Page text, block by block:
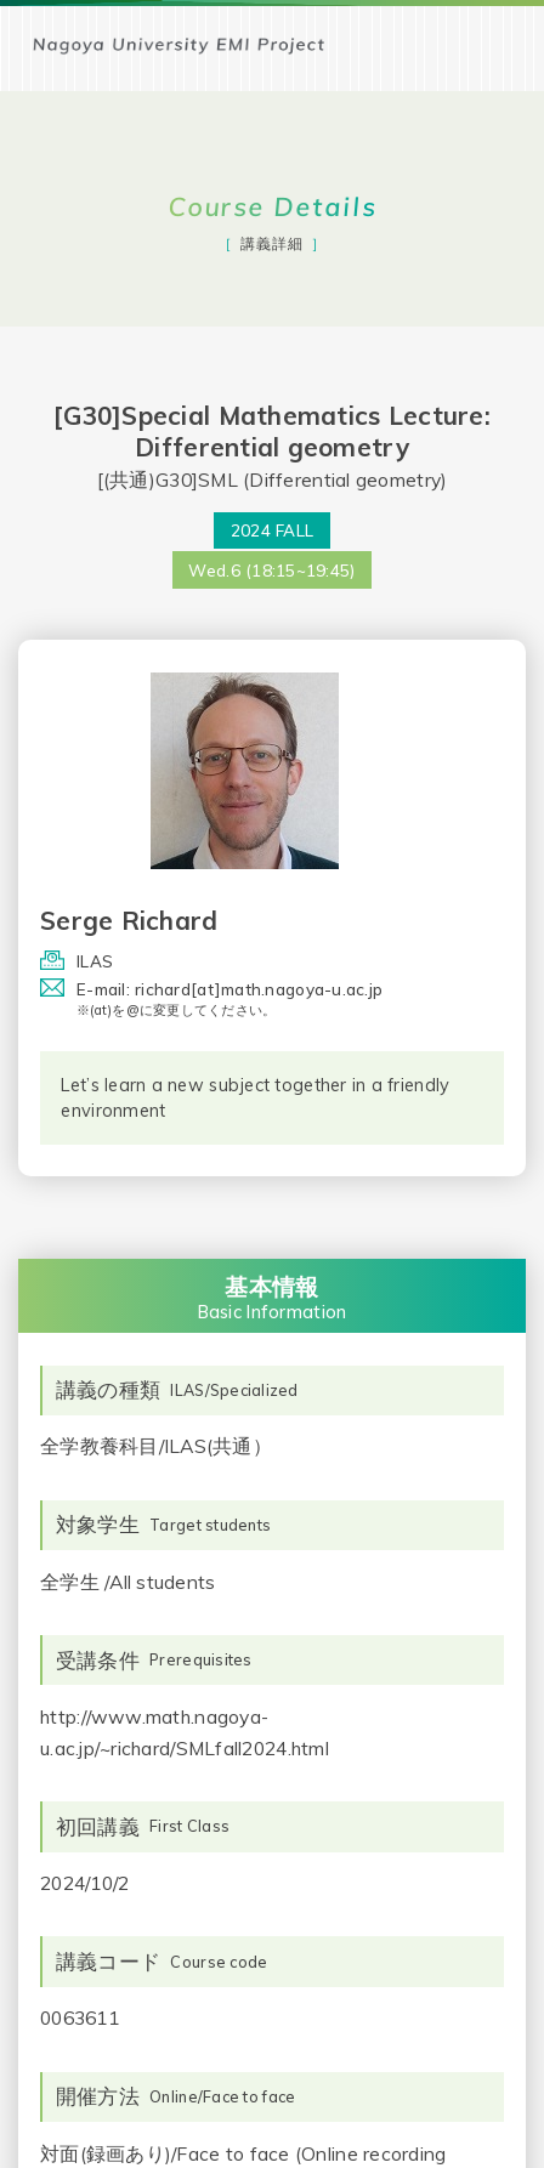
Course Details
講義詳細
[G30]Special Mathematics Lecture:
Differential geometry
[(共通)G30]SML (Differential geometry)
2024 FALL
Wed.6 (18:15~19:45)
Serge Richard
ILAS
E-mail: richard[at]math.nagoya-u.ac.jp
※(at)を@に変更してください。
Let’s learn a new subject together in a friendly
environment
基本情報
Basic Information
講義の種類 ILAS/Specialized
全学教養科目/ILAS(共通）
対象学生 Target students
全学生 /All students
受講条件 Prerequisites
http://www.math.nagoya-
u.ac.jp/~richard/SMLfall2024.html
初回講義 First Class
2024/10/2
講義コード Course code
0063611
開催方法 Online/Face to face
対面(録画あり)/Face to face (Online recording